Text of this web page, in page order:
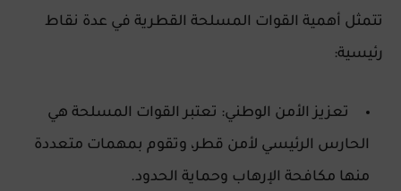
تتمثل أهمية القوات المسلحة القطرية في عدة نقاط
رئيسية:
تعزيز الأمن الوطني: تعتبر القوات المسلحة هي
الحارس الرئيسي لأمن قطر، وتقوم بمهمات متعددة
منها مكافحة الإرهاب وحماية الحدود.